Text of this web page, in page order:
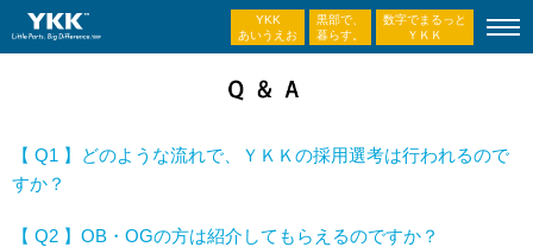
YKK
あいうえお
黒部で、
暮らす。
数字でまるっと
ＹＫＫ
【 Q1 】どのような流れで、ＹＫＫの採用選考は行われるので
すか？
【 Q2 】OB・OGの方は紹介してもらえるのですか？